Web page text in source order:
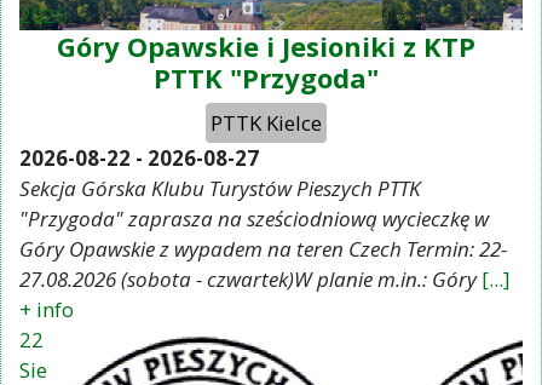
2026
Góry Opawskie i Jesioniki z KTP
PTTK "Przygoda"
PTTK Kielce
2026-08-22 - 2026-08-27
Sekcja Górska Klubu Turystów Pieszych PTTK
"Przygoda" zaprasza na sześciodniową wycieczkę w
Góry Opawskie z wypadem na teren Czech Termin: 22-
27.08.2026 (sobota - czwartek)W planie m.in.: Góry [...]
+ info
22
Sie